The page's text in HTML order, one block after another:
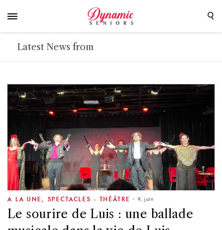
Latest News from
A LA UNE SPECTACLES - THÉÂTRE 9, juin
Le sourire de Luis : une ballade